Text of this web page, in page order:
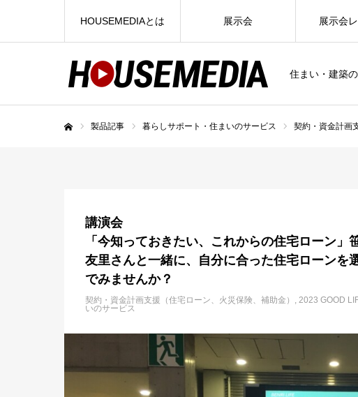
住まい・建築
HOUSEMEDIAとは 展示会 展示会
製品記事 暮らしサポート・住まいのサービス 契約・資金計画
講演会
「今知っておきたい、これからの住宅ローン」
友里さんと一緒に、自分に合った住宅ローンを
でみませんか？
契約・資金計画支援（住宅ローン、火災保険、補助金） 2023 GOOD
いのサービス